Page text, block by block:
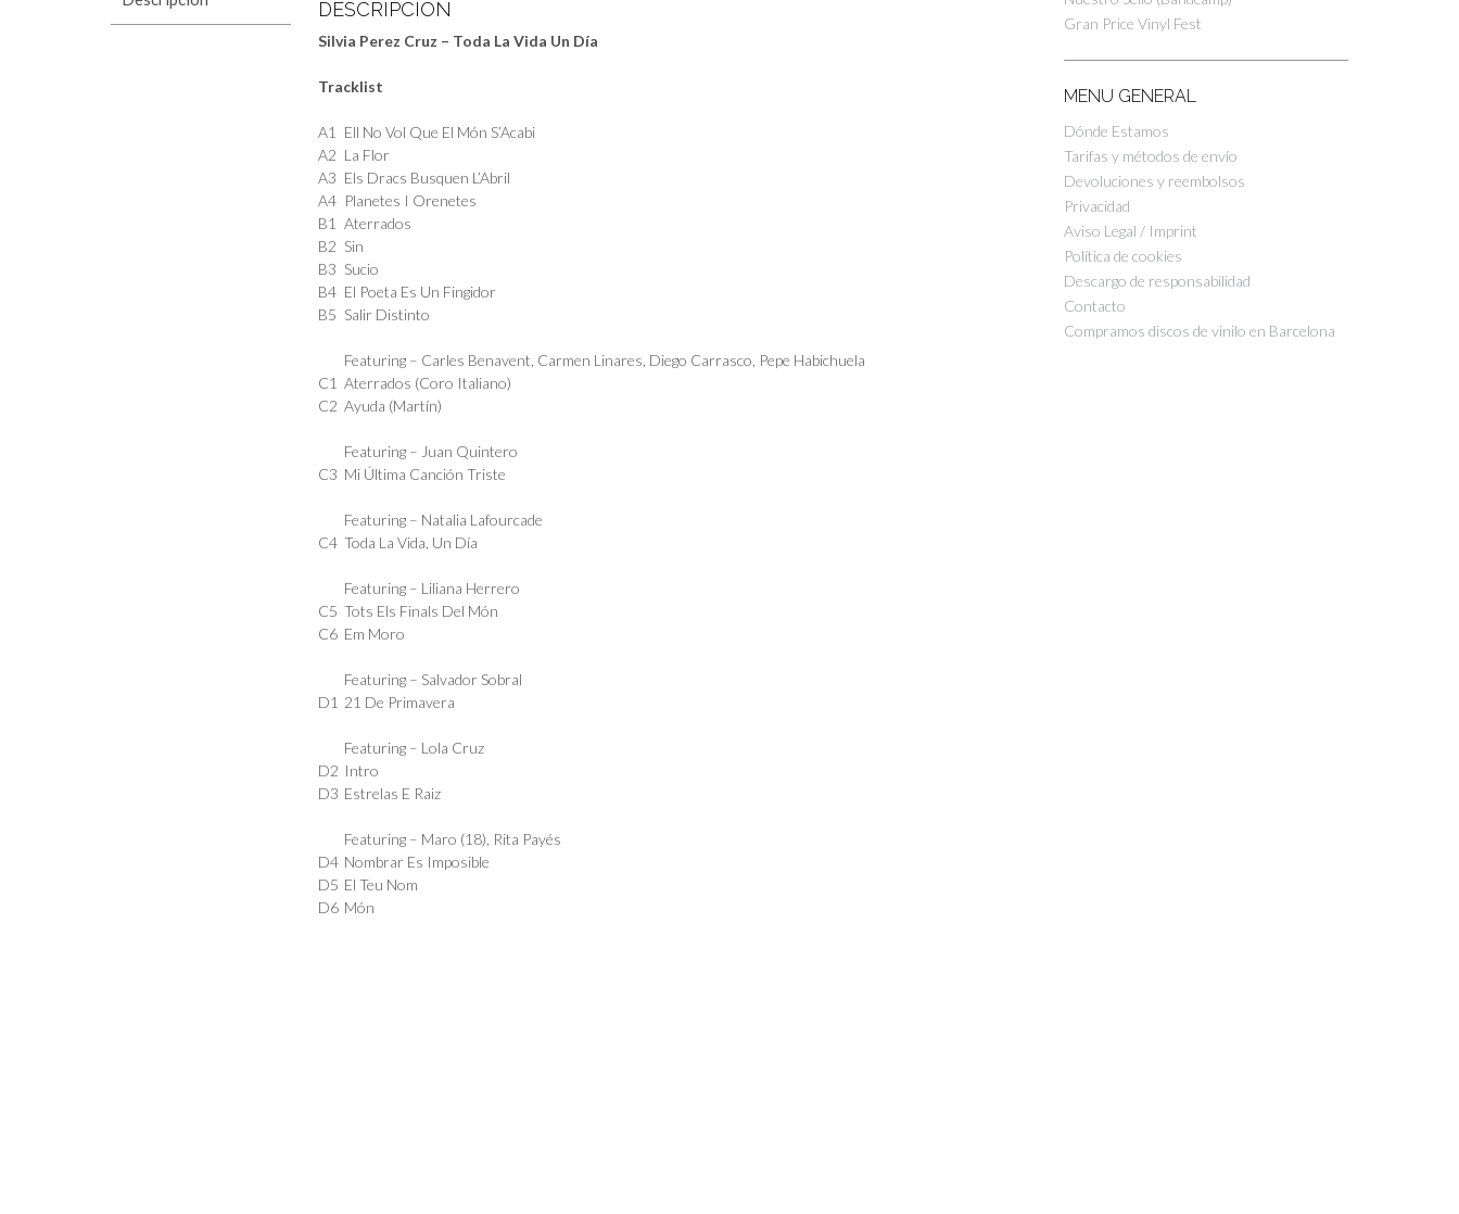
DESCRIPCIÓN
Silvia Perez Cruz – Toda La Vida Un Día
Tracklist
A1
Ell No Vol Que El Món S’Acabi
A2 La Flor
A3 Els Dracs Busquen L’Abril
A4 Planetes I Orenetes
B1
Aterrados
B2 Sin
B3 Sucio
B4 El Poeta Es Un Fingidor
B5 Salir Distinto
Featuring – Carles Benavent Carmen Linares Diego Carrasco Pepe Habichuela
C1 Aterrados (Coro Italiano)
C2 Ayuda (Martín)
Featuring – Juan Quintero
C3 Mi Última Canción Triste
Featuring – Natalia Lafourcade
C4 Toda La Vida, Un Día
Featuring – Liliana Herrero
C5 Tots Els Finals Del Món
C6 Em Moro
Featuring – Salvador Sobral
D1 21 De Primavera
Featuring – Lola Cruz
D2 Intro
D3 Estrelas E Raiz
Featuring – Maro (18) Rita Payés
D4 Nombrar Es Imposible
D5 El Teu Nom
D6 Món
Gran Price Vinyl Fest
MENU GENERAL
Dónde Estamos
Tarifas y métodos de envío
Devoluciones y reembolsos
Privacidad
Aviso Legal / Imprint
Política de cookies
Descargo de responsabilidad
Contacto
Compramos discos de vinilo en Barcelona